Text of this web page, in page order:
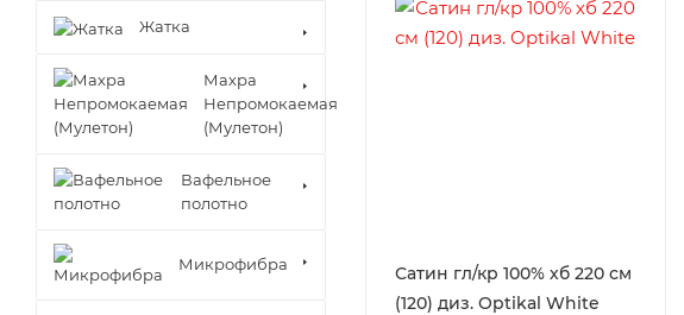
Сатин гл/кр 100% хб 220 см
(120) диз. Optikal White
Жатка
Махра
Непромокаемая
(Мулетон)
Вафельное
полотно
Микрофибра